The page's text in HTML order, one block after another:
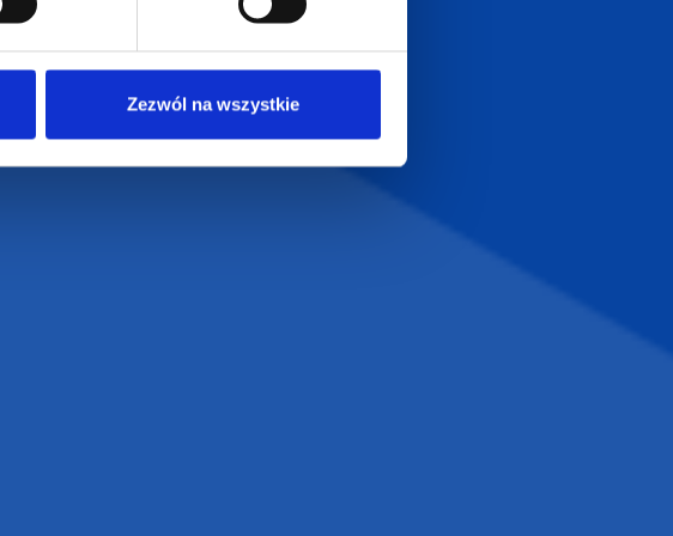
Zezwól na wszystkie
Osiecza Pierwsza 29
NIP: 6652893990
biuro@supergadzet.com
Zapraszamy do kontaktu
od poniedziałku do piątku
w godzinach 8:00 - 16:00